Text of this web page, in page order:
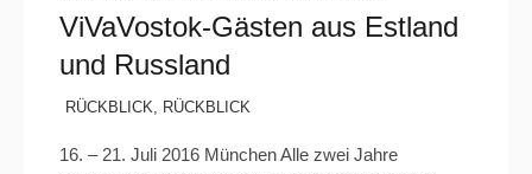
ViVaVostok-Gästen aus Estland
und Russland
RÜCKBLICK, RÜCKBLICK
16. – 21. Juli 2016 München Alle zwei Jahre